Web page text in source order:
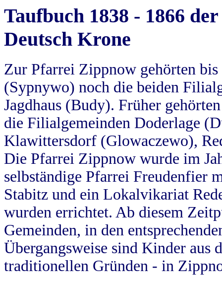
Taufbuch 1838 - 1866
Deutsch Krone
Zur Pfarrei Zippnow gehörten
(Sypnywo) noch die beiden
Jagdhaus (Budy). Früher
die Filialgemeinden Doderlage
Klawittersdorf (Glowaczewo),
Die Pfarrei Zippnow wurde im
selbständige Pfarrei Freudenfier
Stabitz und ein Lokalvikariat
wurden errichtet. Ab diesem
Gemeinden, in den
Übergangsweise sind Kinder aus
traditionellen Gründen - in